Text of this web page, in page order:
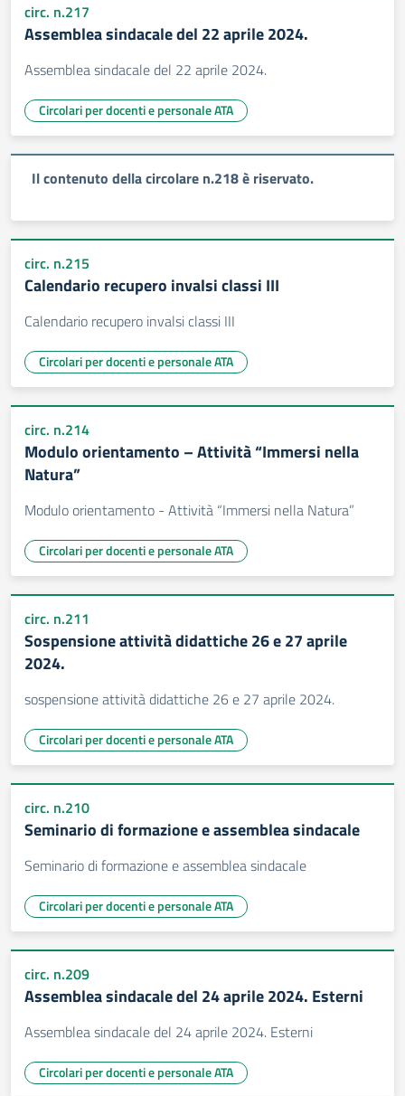
circ. n.217
Assemblea sindacale del 22 aprile 2024.
Assemblea sindacale del 22 aprile 2024.
Circolari per docenti e personale ATA
Il contenuto della circolare n.218 è riservato.
circ. n.215
Calendario recupero invalsi classi III
Calendario recupero invalsi classi III
Circolari per docenti e personale ATA
circ. n.214
Modulo orientamento – Attività “Immersi nella
Natura”
Modulo orientamento - Attività “Immersi nella Natura”
Circolari per docenti e personale ATA
circ. n.211
Sospensione attività didattiche 26 e 27 aprile
2024.
sospensione attività didattiche 26 e 27 aprile 2024.
Circolari per docenti e personale ATA
circ. n.210
Seminario di formazione e assemblea sindacale
Seminario di formazione e assemblea sindacale
Circolari per docenti e personale ATA
circ. n.209
Assemblea sindacale del 24 aprile 2024. Esterni
Assemblea sindacale del 24 aprile 2024. Esterni
Circolari per docenti e personale ATA